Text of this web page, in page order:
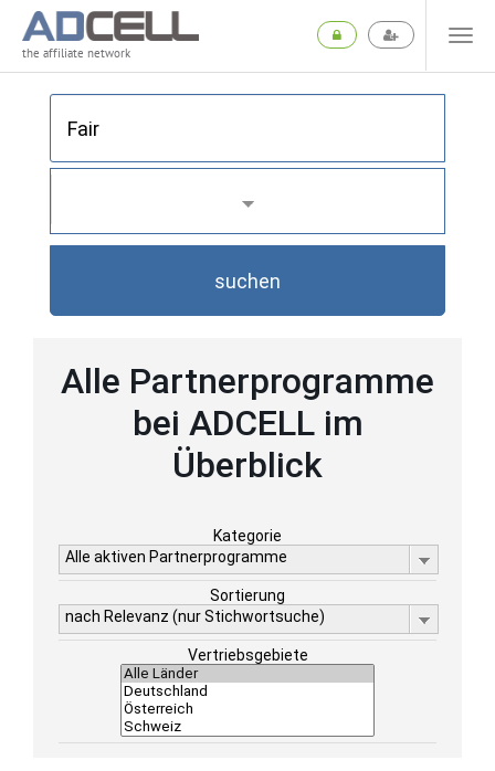
the affiliate network
suchen
Alle Partnerprogramme
bei ADCELL im
Überblick
Kategorie
Alle aktiven Partnerprogramme
Sortierung
nach Relevanz (nur Stichwortsuche)
Vertriebsgebiete